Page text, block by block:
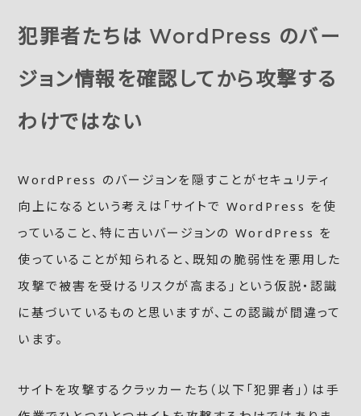
犯罪者たちは WordPress のバー
ジョン情報を確認してから攻撃する
わけではない
WordPress のバージョンを隠すことがセキュリティ
向上になるという考えは「サイトで WordPress を使
っていること、特に古いバージョンの WordPress を
使っていることが知られると、既知の脆弱性を悪用した
攻撃で被害を受けるリスクが高まる」という仮説・認識
に基づいているものと思いますが、この認識が間違って
います。
サイトを攻撃するクラッカーたち（以下「犯罪者」）は手